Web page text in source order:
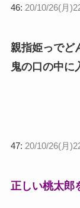
46: 20/10/26(月
親指姫っでど
鬼の口の中に
47: 20/10/26(月
正しい桃太郎